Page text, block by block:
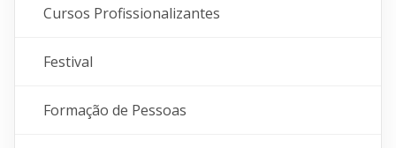
Cursos Profissionalizantes
Festival
Formação de Pessoas